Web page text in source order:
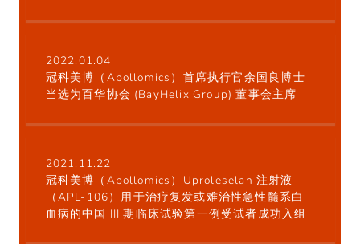
2022.01.04
冠科美博（Apollomics）首席执行官余国良博士
当选为百华协会 (BayHelix Group) 董事会主席
2021.11.22
冠科美博（Apollomics）Uproleselan 注射液
（APL-106）用于治疗复发或难治性急性髓系白
血病的中国 III 期临床试验第一例受试者成功入组